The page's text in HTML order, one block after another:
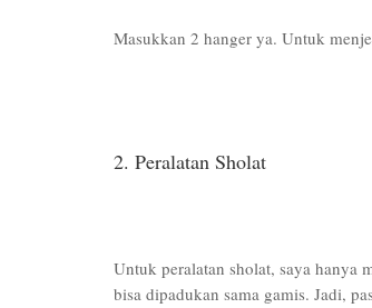
Masukkan 2 hanger ya. Untuk
2. Peralatan Sholat
Untuk peralatan sholat, saya hanya
bisa dipadukan sama gamis. Jadi,